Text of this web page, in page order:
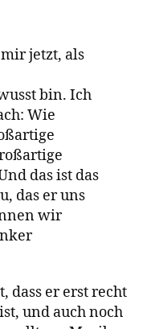
übersteigt.
sagt er.
größeres
den USA
eine